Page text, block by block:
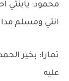
محمود: يابنتي
انتي ومسلم
تمارا: بخير
عليه